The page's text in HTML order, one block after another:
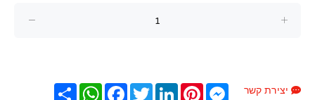
יצירת קשר שתף
WhatsAppFacebookTwitterLinkedInPinterest
Messenger